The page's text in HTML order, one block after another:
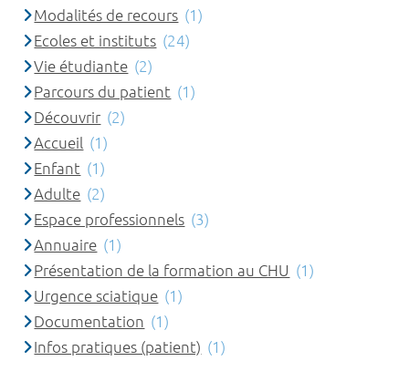
Modalités de recours (1)
Ecoles et instituts (24)
Vie étudiante (2)
Parcours du patient (1)
Découvrir (2)
Accueil (1)
Enfant (1)
Adulte (2)
Espace professionnels (3)
Annuaire (1)
Présentation de la formation au CHU (1)
Urgence sciatique (1)
Documentation (1)
Infos pratiques (patient) (1)